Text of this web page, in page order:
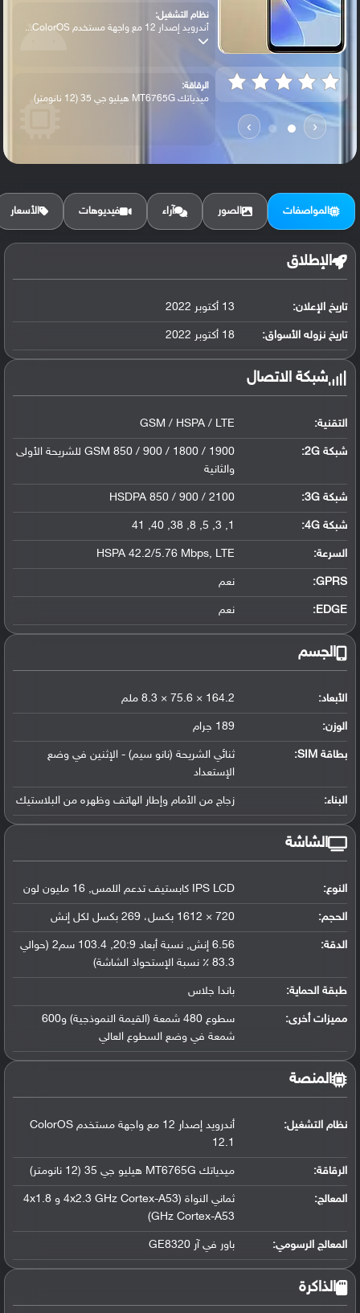
‹
›
نظام التشغيل:
أندرويد إصدار 12 مع واجهة مستخدم ColorOS...
الرقاقة:
ميدياتك MT6765G هيليو جي 35 (12 نانومتر)
الرام / التخزين:
البطارية:
ليثيوم بوليمر سعة 5000 مللي أمبير, غير ق...
المواصفات الصور آراء فيديوهات الأسعار
الإطلاق
تاريخ الإعلان: 13 أكتوبر 2022
تاريخ نزوله الأسواق: 18 أكتوبر 2022
شبكة الاتصال
التقنية: GSM / HSPA / LTE
شبكة 2G:
GSM 850 / 900 / 1800 / 1900 للشريحة الأولى
والثانية
شبكة 3G :
HSDPA 850 / 900 / 2100
شبكة 4G :
1, 3, 5, 8, 38, 40, 41
السرعة: HSPA 42.2/5.76 Mbps, LTE
GPRS: نعم
EDGE: نعم
الجسم
الأبعاد: 164.2 × 75.6 × 8.3 ملم
الوزن: 189 جرام
بطاقة SIM:
ثنائي الشريحة (نانو سيم) - الإثنين في وضع
الإستعداد
البناء: زجاج من الأمام وإطار الهاتف وظهره من البلاستيك
الشاشة
النوع: IPS LCD كابستيف تدعم اللمس, 16 مليون لون
الحجم: 720 × 1612 بكسل، 269 بكسل لكل إنش
الدقة:
6.56 إنش, نسبة أبعاد 20:9, 103.4 سم2 (حوالي
83.3 ٪ نسبة الإستحواذ الشاشة)
طبقة الحماية: باندا جلاس
مميزات أخرى:
سطوع 480 شمعة (القيمة النموذجية) و600
شمعة في وضع السطوع العالي
المنصة
نظام التشغيل:
أندرويد إصدار 12 مع واجهة مستخدم ColorOS
12.1
الرقاقة: ميدياتك MT6765G هيليو جي 35 (12 نانومتر)
المعالج:
ثماني النواة (4x2.3 GHz Cortex-A53 و 4x1.8
GHz Cortex-A53)
المعالج الرسومي: باور في آر GE8320
الذاكرة